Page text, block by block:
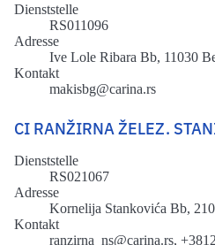
Dienststelle
RS011096
Adresse
Ive Lole Ribara Bb, 11030
Kontakt
makisbg@carina.rs
CI RANŽIRNA ŽELEZ.
Dienststelle
RS021067
Adresse
Kornelija Stankovića Bb,
Kontakt
ranzirna_ns@carina.rs,